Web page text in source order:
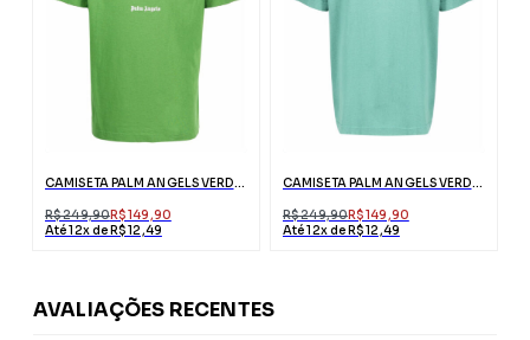
CAMISETA PALM ANGELS VERDE ESTAMPA URSO
R$ 249,90R$ 149,90
Até 12x de R$ 12,49
CAMISETA PALM ANGELS VERDE MIAMI COM LOGO
R$ 249,90R$ 149,90
Até 12x de R$ 12,49
AVALIAÇÕES RECENTES